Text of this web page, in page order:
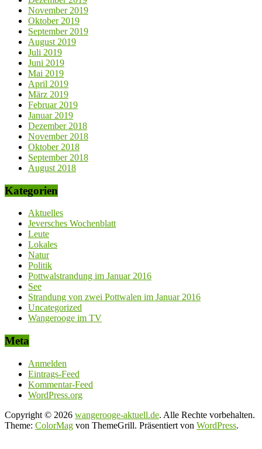
November 2019
Oktober 2019
September 2019
August 2019
Juli 2019
Juni 2019
Mai 2019
April 2019
März 2019
Februar 2019
Januar 2019
Dezember 2018
November 2018
Oktober 2018
September 2018
August 2018
Kategorien
Aktuelles
Jeversches Wochenblatt
Leute
Lokales
Natur
Politik
Pottwalstrandung im Januar 2016
See
Strandung von zwei Pottwalen im Januar 2016
Uncategorized
Wangerooge im TV
Meta
Anmelden
Eintrags-Feed
Kommentar-Feed
WordPress.org
Copyright © 2026 wangerooge-aktuell.de. Alle Rechte vorbehalten.
Theme: ColorMag von ThemeGrill. Präsentiert von WordPress.